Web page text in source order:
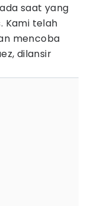
saat yang
Kami telah
mencoba
dilansir